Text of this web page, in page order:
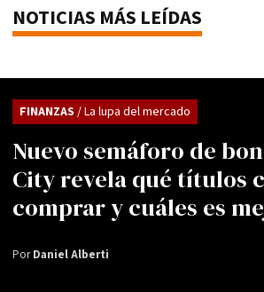
NOTICIAS MÁS LEÍDAS
Nuevo semáforo de
City revela qué títulos
comprar y cuáles es
FINANZAS / La lupa del mercado
PorDaniel Alberti